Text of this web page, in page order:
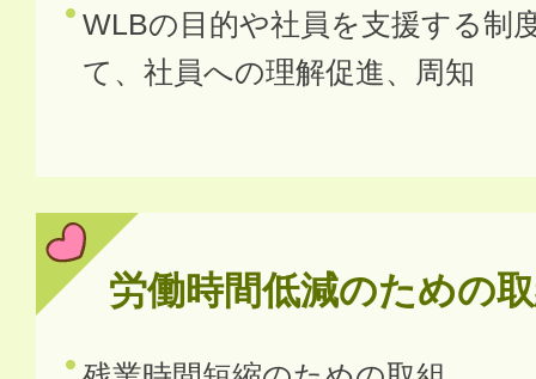
WLBの目的や社員を支援する制
て、社員への理解促進、周知
労働時間低減のための